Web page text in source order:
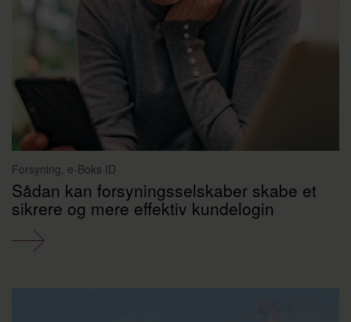
Forsyning, e-Boks ID
Sådan kan forsyningsselskaber skabe et
sikrere og mere effektiv kundelogin